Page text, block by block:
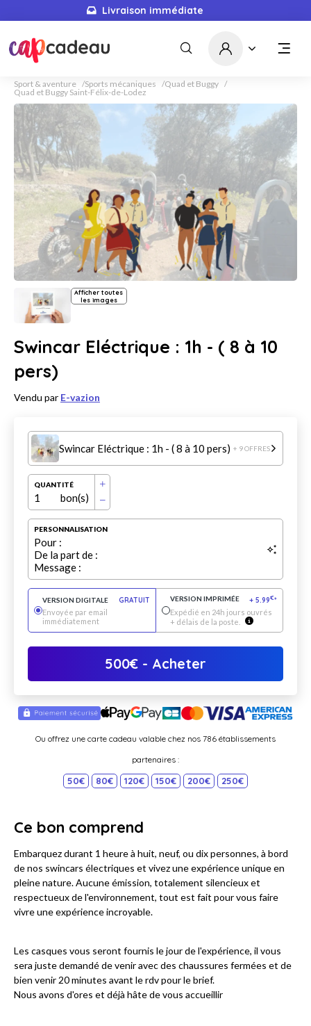
Livraison immédiate
Sport & aventure Sports mécaniques
Quad et Buggy
Quad et Buggy Saint-Félix-de-Lodez
Afficher toutes
les images
Swincar Eléctrique : 1h - ( 8 à 10
pers)
Vendu par E-vazion
Swincar Eléctrique : 1h - ( 8 à 10 pers) + 9 OFFRES
QUANTITÉ
1 bon(s)
PERSONNALISATION
Pour :
De la part de :
Message :
VERSION DIGITALE
GRATUIT
Envoyée par email
immédiatement
VERSION IMPRIMÉE + 5.99€*
Expédié en 24h jours ouvrés
+ délais de la poste.
500€ - Acheter
Ou offrez une carte cadeau valable chez nos 786 établissements
partenaires :
50€ 80€ 120€ 150€ 200€ 250€
Ce bon comprend
Embarquez durant 1 heure à huit, neuf, ou dix personnes, à bord
de nos swincars électriques et vivez une expérience unique en
pleine nature. Aucune émission, totalement silencieux et
respectueux de l'environnement, tout est fait pour vous faire
vivre une expérience incroyable.
Les casques vous seront fournis le jour de l'expérience, il vous
sera juste demandé de venir avec des chaussures fermées et de
bien venir 20 minutes avant le rdv pour le brief.
Nous avons d'ores et déjà hâte de vous accueillir